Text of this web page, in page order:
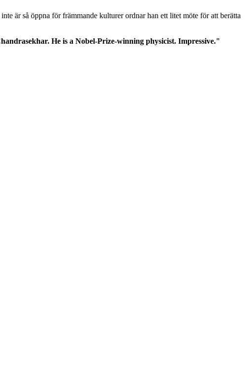
är så öppna för främmande kulturer ordnar han ett litet möte för att berätta
He is a Nobel-Prize-winning physicist. Impressive."